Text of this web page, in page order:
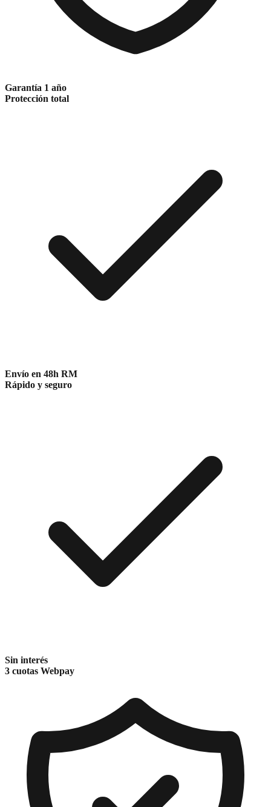
Garantía 1 año
Protección total
Envío en 48h RM
Rápido y seguro
Sin interés
3 cuotas Webpay